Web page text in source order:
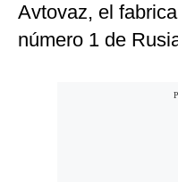
Avtovaz, el
número 1 de